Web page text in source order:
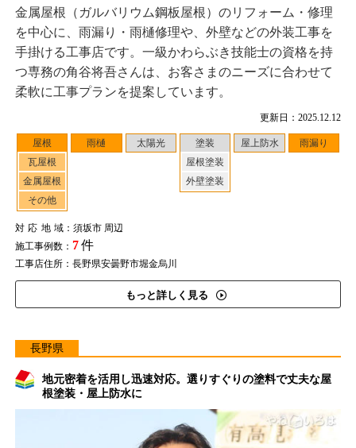
更新日：2025.12.12
屋根
瓦屋根
金属屋根
その他
雨樋 太陽光
塗装
屋根塗装
外壁塗装
屋上防水 雨漏り
対応地域：須坂市 周辺
施工事例数： 7件
工事店住所：長野県安曇野市堀金烏川
もっと詳しく見る
金属屋根（ガルバリウム鋼板屋根）のリフォーム・修理
を中心に、雨漏り・雨樋修理や、外壁などの外装工事を
手掛ける工事店です。一級かわらぶき技能士の資格を持
つ専務の角谷将吾さんは、お客さまのニーズに合わせて
柔軟に工事プランを提案しています。
長野県
地元密着を活用し迅速対応。選りすぐりの塗料で丈夫な屋
根塗装・屋上防水に